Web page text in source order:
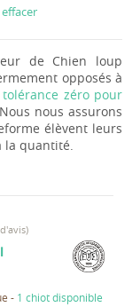
de Chien loup
opposés à
tolérance zéro pour
. Nous nous assurons
élèvent leurs
quantité.
)
- 1 chiot disponible